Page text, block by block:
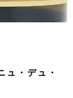
・デュ・